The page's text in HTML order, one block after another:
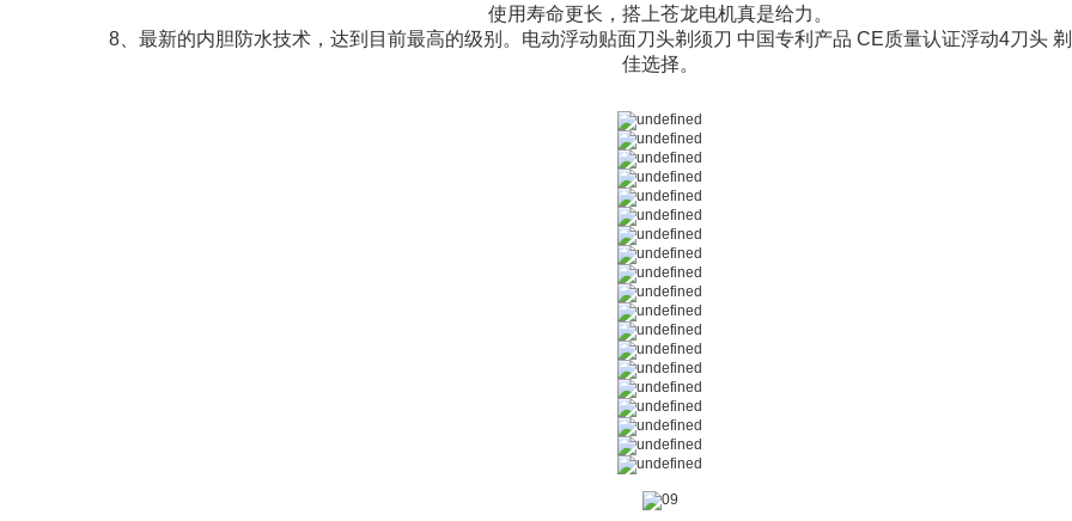
使用寿命更长，搭上苍龙电机真是给力。
8、最新的内胆防水技术，达到目前最高的级别。电动浮动贴面刀头剃须刀 中国专利产品 CE质量认证浮动4刀头
佳选择。